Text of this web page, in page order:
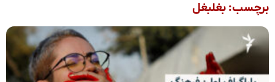
برچسب: بغلبغل